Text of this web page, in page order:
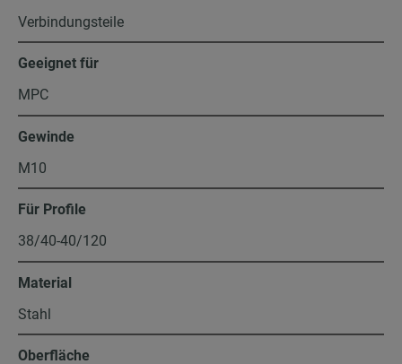
Verbindungsteile
Geeignet für
MPC
Gewinde
M10
Für Profile
38/40-40/120
Material
Stahl
Oberfläche